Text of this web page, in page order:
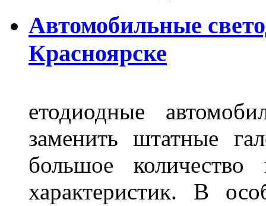
Автомобильные
Красноярске
етодиодные
заменить штатные
большое
характеристик. В